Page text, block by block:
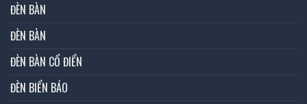
ĐÈN BÀN
ĐÈN BÀN
ĐÈN BÀN CỔ ĐIỂN
ĐÈN BIỂN BÁO